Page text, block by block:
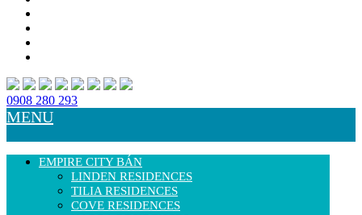
0908 280 293
MENU
EMPIRE CITY BÁN
LINDEN RESIDENCES
TILIA RESIDENCES
COVE RESIDENCES